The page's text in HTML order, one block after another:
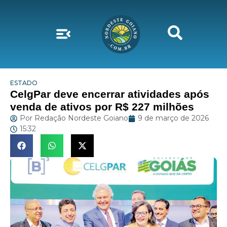
ESTADO
CelgPar deve encerrar atividades após
venda de ativos por R$ 227 milhões
Por Redação Nordeste Goiano
9 de março de 2026
15:32